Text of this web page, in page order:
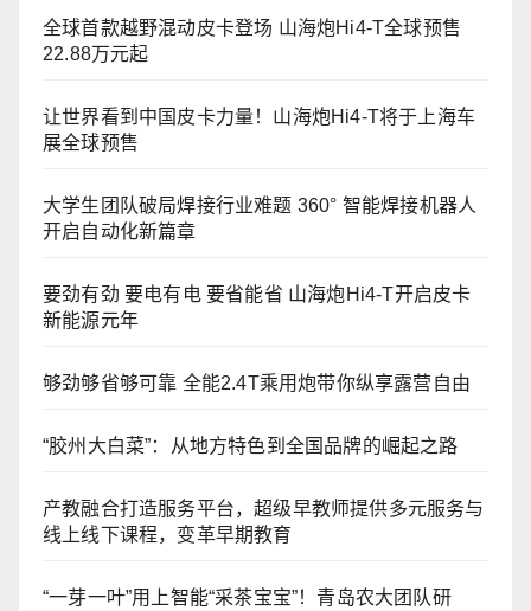
全球首款越野混动皮卡登场 山海炮Hi4-T全球预售
22.88万元起
让世界看到中国皮卡力量！山海炮Hi4-T将于上海车
展全球预售
大学生团队破局焊接行业难题 360° 智能焊接机器人
开启自动化新篇章
要劲有劲 要电有电 要省能省 山海炮Hi4-T开启皮卡
新能源元年
够劲够省够可靠 全能2.4T乘用炮带你纵享露营自由
“胶州大白菜”：从地方特色到全国品牌的崛起之路
产教融合打造服务平台，超级早教师提供多元服务与
线上线下课程，变革早期教育
“一芽一叶”用上智能“采茶宝宝”！青岛农大团队研